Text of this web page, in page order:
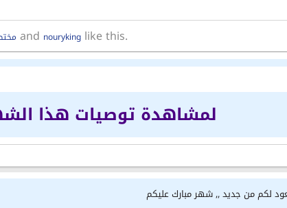
and nouryking like this.
لمشاهدة توصيات هذا
لكم من جديد ,, شهر مبارك عليكم